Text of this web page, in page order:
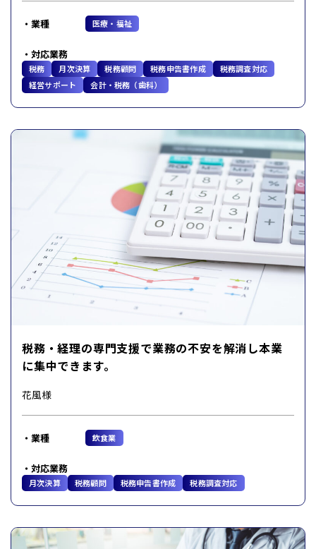
業種 医療・福祉
対応業務
税務 月次決算 税務顧問 税務申告書作成
税務調査対応
経営サポート
会計・税務（歯科）
税務・経理の専門支援で業務の不安を解消し本業
に集中できます。
花風様
業種 飲食業
対応業務
月次決算 税務顧問 税務申告書作成 税務調査対応